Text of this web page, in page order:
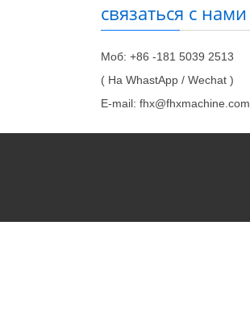
связаться с нами
Моб: +86 -181 5039 2513
( На WhastApp / Wechat )
E-mail: fhx@fhxmachine.com